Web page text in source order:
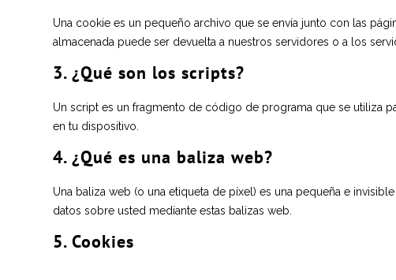
Una cookie es un pequeño archivo que se envía junto con las
almacenada puede ser devuelta a nuestros servidores o a los
3. ¿Qué son los scripts?
Un script es un fragmento de código de programa que se utiliza
en tu dispositivo.
4. ¿Qué es una baliza web?
Una baliza web (o una etiqueta de píxel) es una pequeña e
datos sobre usted mediante estas balizas web.
5. Cookies